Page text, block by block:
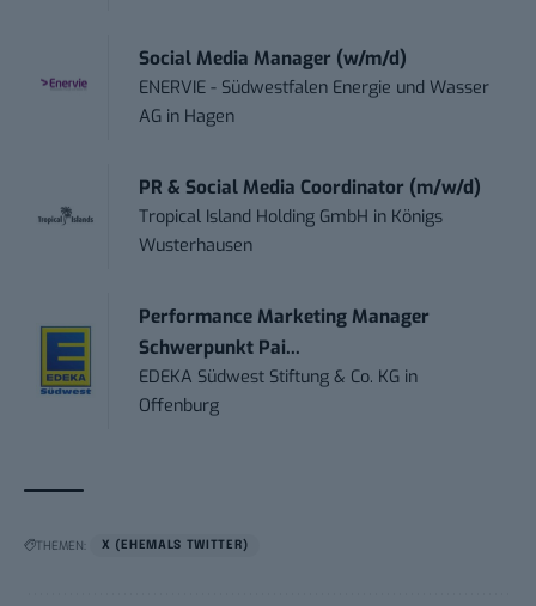
Social Media Manager (w/m/d)
ENERVIE - Südwestfalen Energie und Wasser
AG in Hagen
PR & Social Media Coordinator (m/w/d)
Tropical Island Holding GmbH in Königs
Wusterhausen
Performance Marketing Manager
Schwerpunkt Pai...
EDEKA Südwest Stiftung & Co. KG in
Offenburg
THEMEN: X (EHEMALS TWITTER)